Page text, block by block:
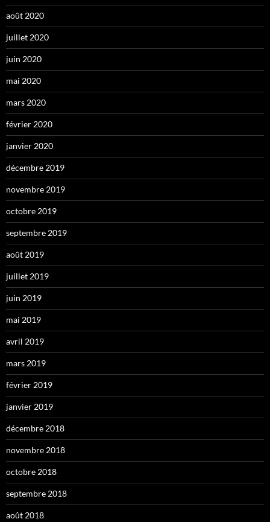
août 2020
juillet 2020
juin 2020
mai 2020
mars 2020
février 2020
janvier 2020
décembre 2019
novembre 2019
octobre 2019
septembre 2019
août 2019
juillet 2019
juin 2019
mai 2019
avril 2019
mars 2019
février 2019
janvier 2019
décembre 2018
novembre 2018
octobre 2018
septembre 2018
août 2018